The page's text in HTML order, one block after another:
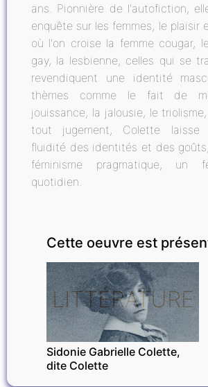
ans. Pionnière de l'autofiction,
enquête sur les femmes, le plaisir
où l'on croise la femme cougar,
gay, la lesbienne, celles qui se
revendiquent une identité
thèmes comme le fait de
jouissance, la jalousie, le
tout jugement, Colette laisse
fluidité des identités et des
féminisme pragmatique, un
quotidien.
Cette oeuvre est
LITTÉRATURE
Sidonie Gabrielle Colette,
dite Colette